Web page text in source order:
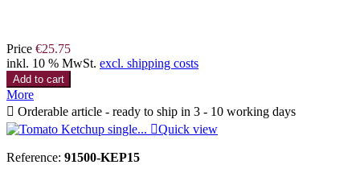
Price €25.75
inkl. 10 % MwSt. excl. shipping costs
Add to cart
More
 Orderable article - ready to ship in 3 - 10 working days
Quick view
Reference: 91500-KEP15